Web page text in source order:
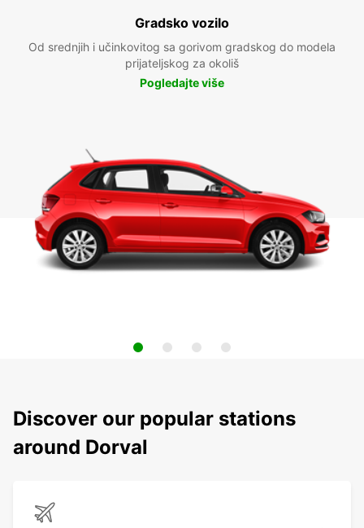
Gradsko vozilo
Od srednjih i učinkovitog sa gorivom gradskog do modela
prijateljskog za okoliš
Pogledajte više
Discover our popular stations
around Dorval